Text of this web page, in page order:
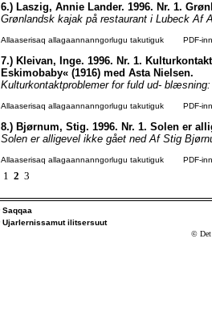
6.) Laszig, Annie Lander. 1996. Nr. 1.
Grønlandsk kajak på restaurant i Lubeck Af
Allaaserisaq allagaannanngorlugu takutiguk PDF-
7.) Kleivan, Inge. 1996. Nr. 1.
Eskimobaby« (1916) med Asta Nielsen.
Kulturkontaktproblemer for fuld ud-
Allaaserisaq allagaannanngorlugu takutiguk PDF-
8.) Bjørnum, Stig. 1996. Nr. 1. Solen er
Solen er alligevel ikke gået ned Af Stig
Allaaserisaq allagaannanngorlugu takutiguk PDF-
1 2 3
Saqqaa
Ujarlernissamut ilitsersuut
© Det